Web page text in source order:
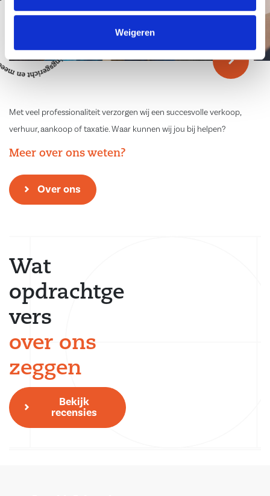
Weigeren
Met veel professionaliteit verzorgen wij een succesvolle verkoop,
verhuur, aankoop of taxatie. Waar kunnen wij jou bij helpen?
Meer over ons weten?
Over ons
Wat
opdrachtge
vers
over ons
zeggen
Bekijk
recensies